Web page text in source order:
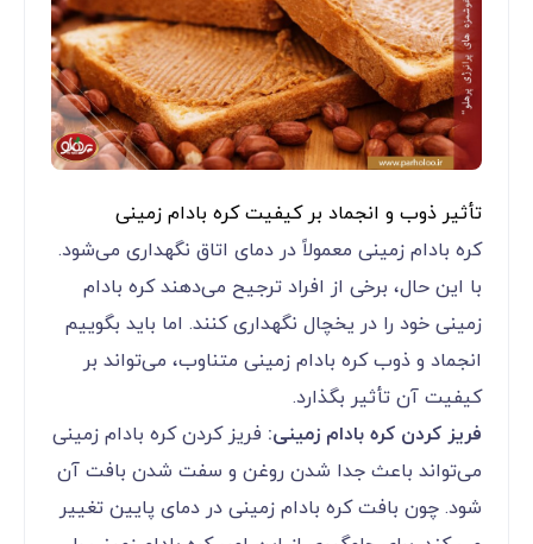
تأثیر ذوب و انجماد بر کیفیت کره بادام زمینی
کره بادام زمینی معمولاً در دمای اتاق نگهداری می‌شود.
با این حال، برخی از افراد ترجیح می‌دهند کره بادام
زمینی خود را در یخچال نگهداری کنند. اما باید بگوییم
انجماد و ذوب کره بادام زمینی متناوب، می‌تواند بر
کیفیت آن تأثیر بگذارد.
فریز کردن کره بادام زمینی: فریز کردن کره بادام زمینی
می‌تواند باعث جدا شدن روغن و سفت شدن بافت آن
شود. چون بافت کره بادام زمینی در دمای پایین تغییر